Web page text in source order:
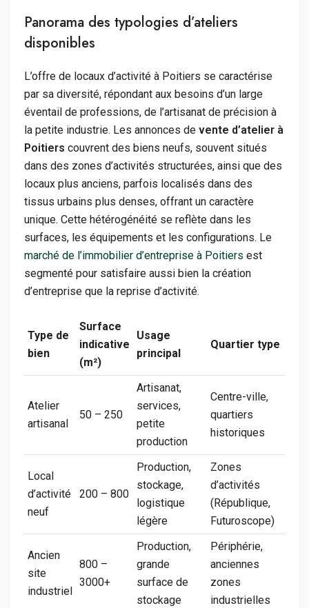
Panorama des typologies d’ateliers
disponibles
L’offre de locaux d’activité à Poitiers se caractérise
par sa diversité, répondant aux besoins d’un large
éventail de professions, de l’artisanat de précision à
la petite industrie. Les annonces de vente d’atelier à
Poitiers couvrent des biens neufs, souvent situés
dans des zones d’activités structurées, ainsi que des
locaux plus anciens, parfois localisés dans des
tissus urbains plus denses, offrant un caractère
unique. Cette hétérogénéité se reflète dans les
surfaces, les équipements et les configurations. Le
marché de l’immobilier d’entreprise à Poitiers est
segmenté pour satisfaire aussi bien la création
d’entreprise que la reprise d’activité.
Type de
bien
Surface
indicative
(m²)
Usage
principal
Quartier type
Atelier
artisanal
50 – 250
Artisanat,
services,
petite
production
Centre-ville,
quartiers
historiques
Local
d’activité
neuf
200 – 800
Production,
stockage,
logistique
légère
Zones
d’activités
(République,
Futuroscope)
Ancien
site
industriel
800 –
3000+
Production,
grande
surface de
stockage
Périphérie,
anciennes
zones
industrielles